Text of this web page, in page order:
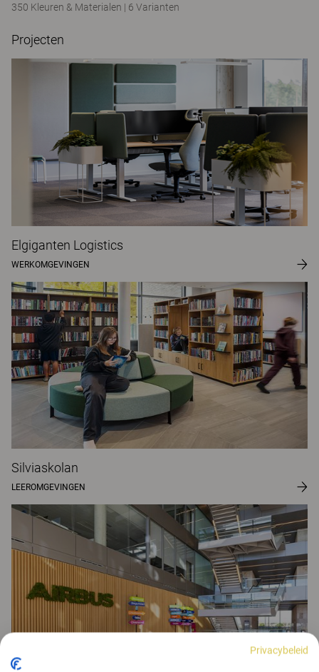
350 Kleuren & Materialen | 6 Varianten
Projecten
Elgiganten Logistics
WERKOMGEVINGEN
Silviaskolan
LEEROMGEVINGEN
Privacybeleid